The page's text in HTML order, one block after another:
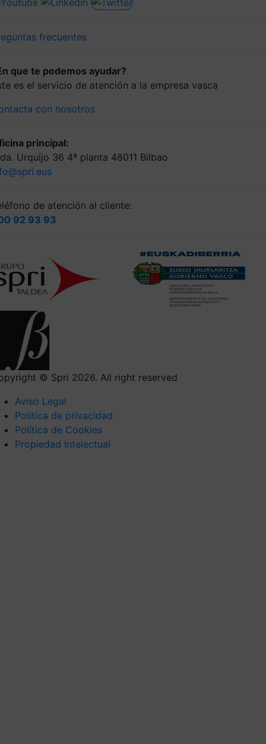
frecuentes
que te podemos ayudar?
es el servicio de atención a la empresa vasca
con nosotros
principal:
Urquijo 36 4ª planta 48011 Bilbao
de atención al cliente:
92 93 93
© Spri 2026. All right reserved
Aviso Legal
Política de privacidad
Política de Cookies
Propiedad Intelectual